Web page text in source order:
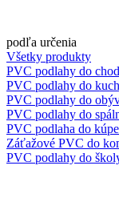
podľa určenia
Všetky produkty
PVC podlahy do
PVC podlahy do
PVC podlahy do
PVC podlahy do
PVC podlaha do
Záťažové PVC do
PVC podlahy do